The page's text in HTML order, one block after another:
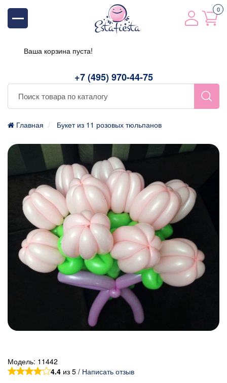
+7 (495) 970-44-75
0
Ваша корзина пуста!
Главная Букет из 11 розовых тюльпанов
Модель: 11442
4.4 из 5 / Написать отзыв